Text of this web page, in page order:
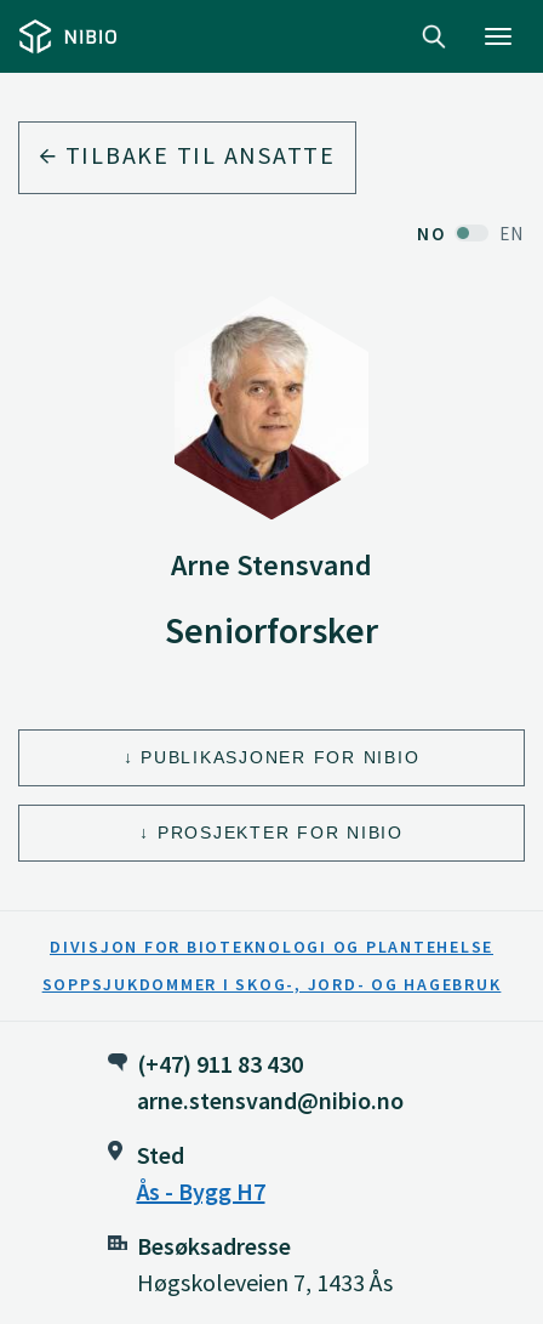
TILBAKE TIL ANSATTE
NO EN
Arne Stensvand
Seniorforsker
PUBLIKASJONER FOR NIBIO
PROSJEKTER FOR NIBIO
DIVISJON FOR BIOTEKNOLOGI OG PLANTEHELSE
SOPPSJUKDOMMER I SKOG-, JORD- OG HAGEBRUK
(+47) 911 83 430
arne.stensvand@nibio.no
Sted
Ås - Bygg H7
Besøksadresse
Høgskoleveien 7, 1433 Ås